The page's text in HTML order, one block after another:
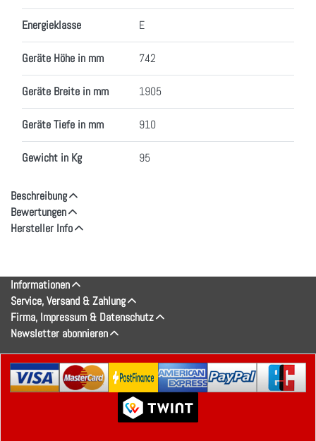
Energieklasse E
Geräte Höhe in mm 742
Geräte Breite in mm 1905
Geräte Tiefe in mm 910
Gewicht in Kg 95
Beschreibung
Bewertungen
Hersteller Info
Informationen
Service, Versand & Zahlung
Firma, Impressum & Datenschutz
Newsletter abonnieren